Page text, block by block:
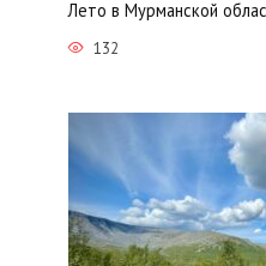
Лето в Мурманской
132